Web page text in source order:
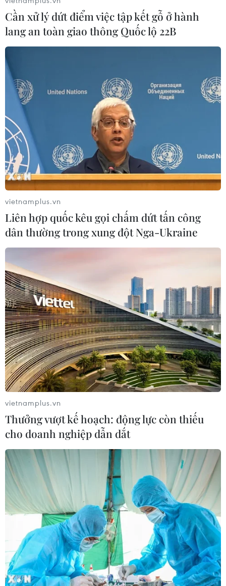
Theo dõi VietnamPlus
TIN LIÊN QUAN
Trưng bày 250 tác phẩm mỹ thuật về
phong cảnh, con người Hà Nội
05/10/2018 11:56
Hội Liên hiệp Văn học nghệ thuật và Hội Mỹ thuật Hà
Nội đã phối hợp tổ chức triển lãm thường niên lần thứ
49, trưng bày 250 tác phẩm hội họa, đồ họa và điêu
khắc của 250 tác giả.
Đón mừng đoàn quân chiến thắng
Cần xử lý dứt điểm việc tập kết gỗ ở hành
lang an toàn giao thông Quốc lộ 22B
vietnamplus.vn
Liên hợp quốc kêu gọi chấm dứt tấn công
dân thường trong xung đột Nga-Ukraine
vietnamplus.vn
Thưởng vượt kế hoạch: động lực còn thiếu
cho doanh nghiệp dẫn dắt